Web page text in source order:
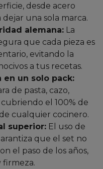
desde acero
dejar una sola marca.
alemana: La
que cada pieza es
evitando la
a tus recetas.
un solo pack:
de pasta, cazo,
el 100% de
de cualquier cocinero.
superior: El uso de
que el set no
el paso de los años,
firmeza.